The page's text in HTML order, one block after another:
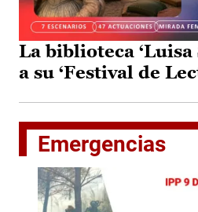
La biblioteca ‘Luisa
a su ‘Festival de
Emergencias